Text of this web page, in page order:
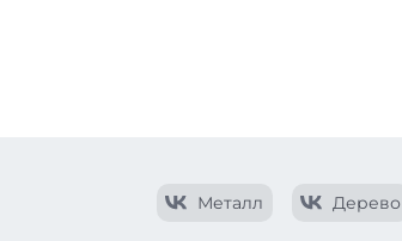
Металл Дерево